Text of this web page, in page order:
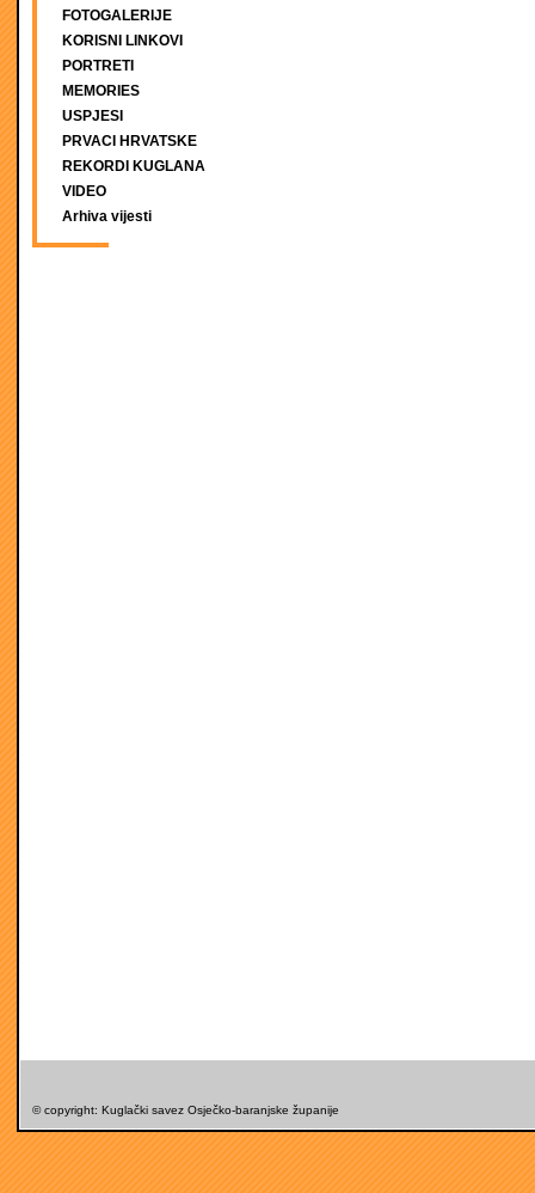
FOTOGALERIJE
KORISNI LINKOVI
PORTRETI
MEMORIES
USPJESI
PRVACI HRVATSKE
REKORDI KUGLANA
VIDEO
Arhiva vijesti
© copyright: Kuglački savez Osječko-baranjske županije